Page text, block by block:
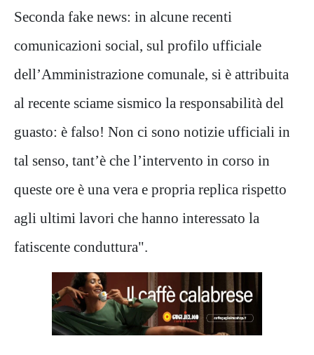
Seconda fake news: in alcune recenti
comunicazioni social, sul profilo ufficiale
dell’Amministrazione comunale, si è attribuita
al recente sciame sismico la responsabilità del
guasto: è falso! Non ci sono notizie ufficiali in
tal senso, tant’è che l’intervento in corso in
queste ore è una vera e propria replica rispetto
agli ultimi lavori che hanno interessato la
fatiscente conduttura".